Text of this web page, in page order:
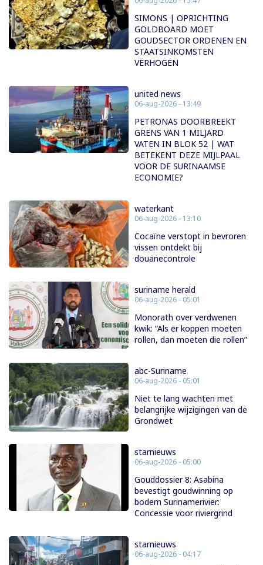
SIMONS | OPRICHTING
GOLDBOARD MOET
GOUDSECTOR ORDENEN EN
STAATSINKOMSTEN
VERHOGEN
united news
06-aug-2026 - 13:49
PETRONAS DOORBREEKT
GRENS VAN 1 MILJARD
VATEN IN BLOK 52 | WAT
BETEKENT DEZE MIJLPAAL
VOOR DE SURINAAMSE
ECONOMIE?
waterkant
06-aug-2026 - 13:10
Cocaïne verstopt in bevroren
vissen ontdekt bij
douanecontrole
suriname herald
06-aug-2026 - 05:01
Monorath over verdwenen
kwik: “Als er koppen moeten
rollen, dan moeten die rollen”
abc-Suriname
06-aug-2026 - 05:01
Niet te lang wachten met
belangrijke wijzigingen van de
Grondwet
starnieuws
06-aug-2026 - 05:00
Gouddossier 8: Asabina
bevestigt goudwinning op
bodem Surinamerivier:
Concessie voor riviergrind
starnieuws
06-aug-2026 - 04:17